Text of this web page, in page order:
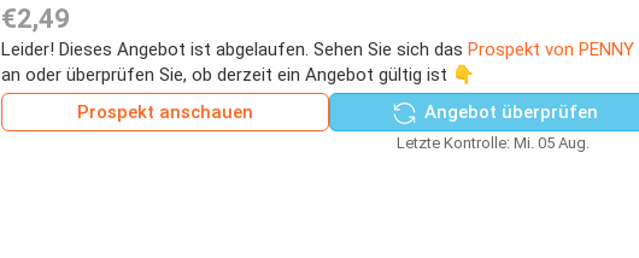
€2,49
Leider! Dieses Angebot ist abgelaufen. Sehen Sie sich das Prospekt von PENNY
an oder überprüfen Sie, ob derzeit ein Angebot gültig ist 👇
Prospekt anschauen
Angebot überprüfen
Letzte Kontrolle: Mi. 05 Aug.